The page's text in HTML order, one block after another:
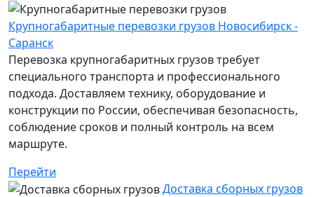
Крупногабаритные перевозки грузов Новосибирск -
Саранск
Перевозка крупногабаритных грузов требует
специального транспорта и профессионального
подхода. Доставляем технику, оборудование и
конструкции по России, обеспечивая безопасность,
соблюдение сроков и полный контроль на всем
маршруте.
Перейти
Доставка сборных грузов